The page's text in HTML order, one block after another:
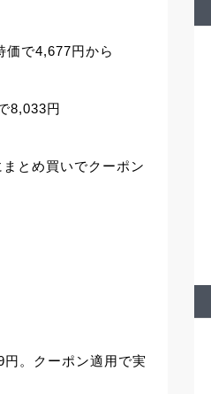
価で4,677円から
8,033円
とめ買いでクーポン
。クーポン適用で実